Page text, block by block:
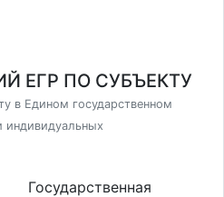
ЕГР ПО СУБЪЕКТУ
в Едином государственном
индивидуальных
Государственная